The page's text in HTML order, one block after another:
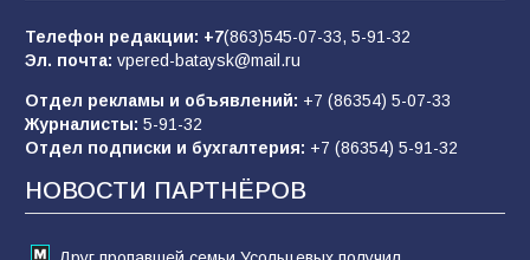
заявления Киева о мобилизации — это
отчаяние, а не разведка
81 02.08.2026
Морской квест в детском саду: как
воспитанники спасали Нептуна
74 01.08.2026
Телефон редакции: +7(863)545-07-33, 5-91-32
Эл. почта: vpered-bataysk@mail.ru
Отдел рекламы и объявлений: +7 (86354) 5-07-33
Журналисты: 5-91-32
Отдел подписки и бухгалтерия: +7 (86354) 5-91-32
НОВОСТИ ПАРТНЁРОВ